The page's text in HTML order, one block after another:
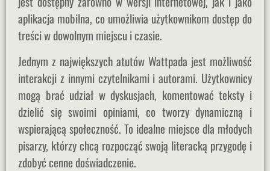
aplikacja mobilna, co umożliwia użytkownikom dostęp do
treści w dowolnym miejscu i czasie.
Jednym z największych atutów Wattpada jest możliwość
interakcji z innymi czytelnikami i autorami. Użytkownicy
mogą brać udział w dyskusjach, komentować teksty i
dzielić się swoimi opiniami, co tworzy dynamiczną i
wspierającą społeczność. To idealne miejsce dla młodych
pisarzy, którzy chcą rozpocząć swoją literacką przygodę i
zdobyć cenne doświadczenie.